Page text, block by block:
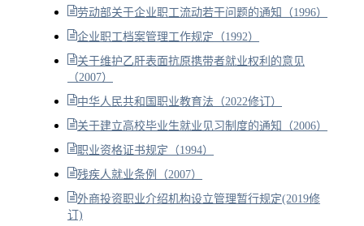
劳动部关于企业职工流动若干问题的通知（1996）
企业职工档案管理工作规定（1992）
关于维护乙肝表面抗原携带者就业权利的意见
（2007）
中华人民共和国职业教育法（2022修订）
关于建立高校毕业生就业见习制度的通知（2006）
职业资格证书规定（1994）
残疾人就业条例（2007）
外商投资职业介绍机构设立管理暂行规定(2019修
订)